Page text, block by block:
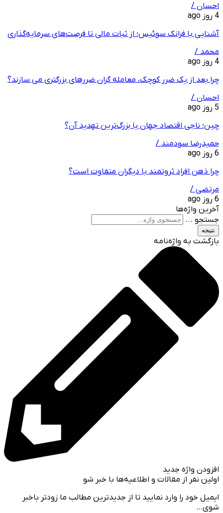
احسان /
4 روز ago
آشنایی با فرانک سوئیس؛ از ثبات مالی تا فرصت‌های سرمایه‌گذاری
محمد /
4 روز ago
چرا بعد از یک ضرر کوچک، معامله‌ گران ضررهای بزرگتری می ‌سازند؟
احسان /
5 روز ago
چین؛ ناجی اقتصاد جهان یا بزرگ‌ترین تهدید آن؟
حمیدرضا سودمند /
6 روز ago
چرا ذهن افراد ثروتمند با دیگران متفاوت است؟
مرتضی /
6 روز ago
آخرین واژه‌ها
جستجو ...
نتیجه
بازگشت به واژه‌نامه
افزودن واژه جدید
اولین نفر از مقالات و اطلاعیه‌ها با خبر شو
ایمیل خود را وارد نمایید تا از جدیدترین مطالب ما زودتر باخبر
شوی…